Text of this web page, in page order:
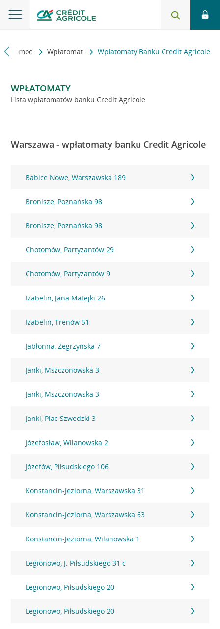
i pomoc Wpłatomat Wpłatomaty Banku Credit Agricole
WPŁATOMATY
Lista wpłatomatów banku Credit Agricole
Warszawa - wpłatomaty banku Credit Agricole
Babice Nowe, Warszawska 189
Bronisze, Poznańska 98
Bronisze, Poznańska 98
Chotomów, Partyzantów 29
Chotomów, Partyzantów 9
Izabelin, Jana Matejki 26
Izabelin, Trenów 51
Jabłonna, Zegrzyńska 7
Janki, Mszczonowska 3
Janki, Mszczonowska 3
Janki, Plac Szwedzki 3
Józefosław, Wilanowska 2
Józefów, Piłsudskiego 106
Konstancin-Jeziorna, Warszawska 31
Konstancin-Jeziorna, Warszawska 63
Konstancin-Jeziorna, Wilanowska 1
Legionowo, J. Piłsudskiego 31 c
Legionowo, Piłsudskiego 20
Legionowo, Piłsudskiego 20